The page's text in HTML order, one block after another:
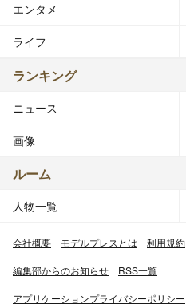
エンタメ
ライフ
ランキング
ニュース
画像
ルーム
人物一覧
会社概要 モデルプレスとは 利用規約
編集部からのお知らせ RSS一覧
アプリケーションプライバシーポリシー